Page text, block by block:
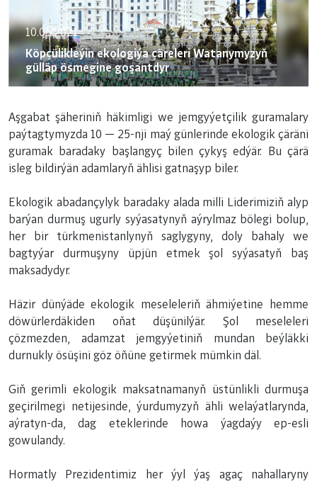
10.05.2021
Köpçülikleýin ekologiýa çäreleri Watanymyzyň
gülläp ösmegine goşantdyr
Aşgabat şäheriniň häkimligi we jemgyýetçilik guramalary
paýtagtymyzda 10 — 25-nji maý günlerinde ekologik çäräni
guramak baradaky başlangyç bilen çykyş edýär. Bu çärä
isleg bildirýän adamlaryň ählisi gatnaşyp biler.
Ekologik abadançylyk baradaky alada milli Liderimiziň alyp
barýan durmuş ugurly syýasatynyň aýrylmaz bölegi bolup,
her bir türkmenistanlynyň saglygyny, doly bahaly we
bagtyýar durmuşyny üpjün etmek şol syýasatyň baş
maksadydyr.
Häzir dünýäde ekologik meseleleriň ähmiýetine hemme
döwürlerdäkiden oňat düşünilýär. Şol meseleleri
çözmezden, adamzat jemgyýetiniň mundan beýläkki
durnukly ösüşini göz öňüne getirmek mümkin däl.
Giň gerimli ekologik maksatnamanyň üstünlikli durmuşa
geçirilmegi netijesinde, ýurdumyzyň ähli welaýatlarynda,
aýratyn-da, dag eteklerinde howa ýagdaýy ep-esli
gowulandy.
Hormatly Prezidentimiz her ýyl ýaş agaç nahallaryny